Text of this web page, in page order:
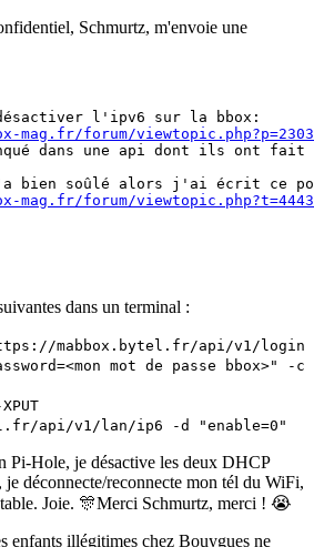
Schmurtz, m'envoie une
désactiver l'ipv6 sur la bbox:
mag.fr/forum/
dans une api dont ils ont fait
bien soûlé alors j'ai écrit ce
mag.fr/forum/viewtopic.php?t=4443
dans un terminal :
mabbox.bytel.fr/api/v1/login
mot de passe bbox>" -c
api/v1/lan/ip6 -d "enable=0"
Pi-Hole, je désactive les deux DHCP
déconnecte/reconnecte mon tél du WiFi,
Joie. 🎊Merci Schmurtz, merci ! 😭
enfants illégitimes chez Bouygues ne